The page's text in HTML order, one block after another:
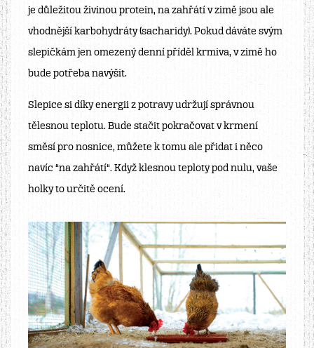
je důležitou živinou protein, na zahřátí v zimě jsou ale
vhodnější karbohydráty (sacharidy). Pokud dáváte svým
slepičkám jen omezený denní příděl krmiva, v zimě ho
bude potřeba navýšit.
Slepice si díky energii z potravy udržují správnou
tělesnou teplotu. Bude stačit pokračovat v krmení
směsí pro nosnice, můžete k tomu ale přidat i něco
navíc “na zahřátí“. Když klesnou teploty pod nulu, vaše
holky to určitě ocení.